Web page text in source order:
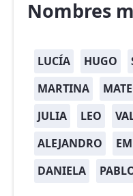
Nombres
LUCÍA HUGO
MARTINA
JULIA
LEO
ALEJANDRO
DANIELA